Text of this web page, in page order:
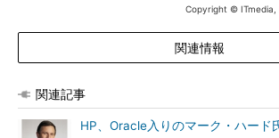
Copyright © ITmedia,
関連情報
関連記事
HP、Oracle入りのマーク・ハード